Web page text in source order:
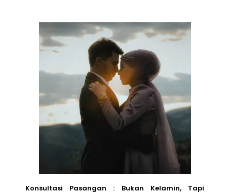
Konsultasi Pasangan : Bukan Kelamin, Tapi